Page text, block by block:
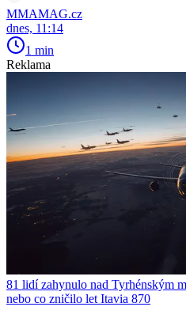
MMAMAG.cz
dnes, 11:14
1 min
Reklama
81 lidí zahynulo nad Tyrhénským
nebo co zničilo let Itavia 870